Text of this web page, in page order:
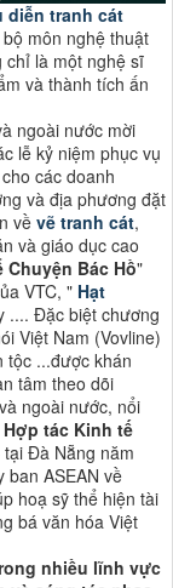
diễn tranh cát
môn nghệ thuật
chỉ là một nghệ sĩ
và thành tích ấn
ngoài nước mời
lễ kỷ niệm phục vụ
các doanh
và địa phương đặt
về vẽ tranh cát,
và giáo dục cao
Chuyện Bác Hồ"
VTC, " Hạt
.... Đặc biệt chương
Việt Nam (Vovline)
tộc ...được khán
tâm theo dõi
ngoài nước, nổi
Hợp tác Kinh tế
Đà Nẵng năm
ban ASEAN về
hoạ sỹ thể hiện tài
bá văn hóa Việt
nhiều lĩnh vực